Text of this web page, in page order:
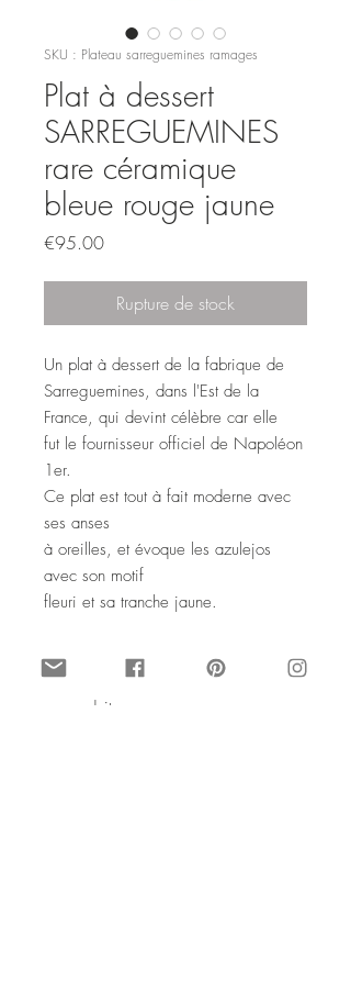
SKU : Plateau sarreguemines ramages
Plat à dessert
SARREGUEMINES
rare céramique
bleue rouge jaune
€95.00Prix
Rupture de stock
Un plat à dessert de la fabrique de
Sarreguemines, dans l'Est de la
France, qui devint célèbre car elle
fut le fournisseur officiel de Napoléon
1er.
Ce plat est tout à fait moderne avec
ses anses
à oreilles, et évoque les azulejos
avec son motif
fleuri et sa tranche jaune.
N'hésitez pas si vous avez des
questions sur
ce produit.